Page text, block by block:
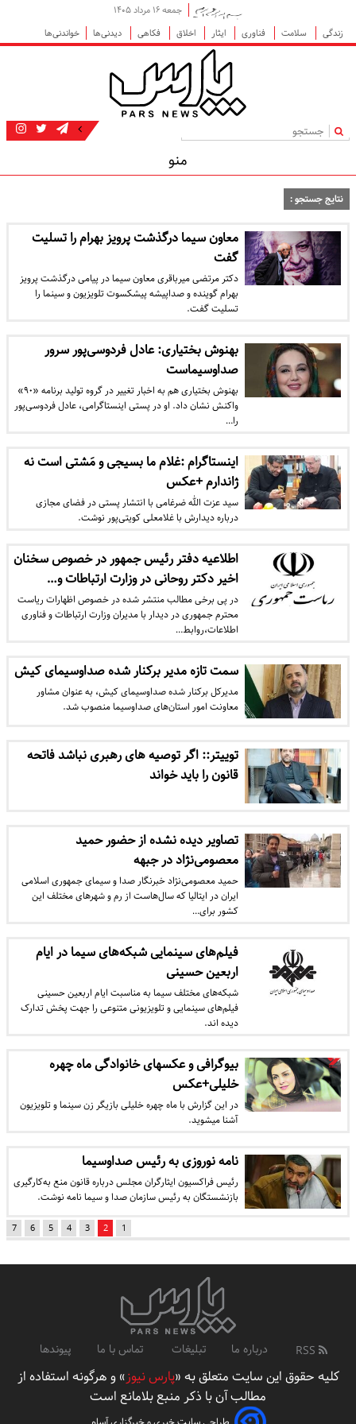
جمعه ۱۶ مرداد ۱۴۰۵
زندگی
سلامت فناوری ایثار اخلاق فکاهی دیدنی‌ها خواندنی‌ها
|
منو
نتایج جستجو :
معاون سیما درگذشت پرویز بهرام را تسلیت
گفت
دکتر مرتضی میرباقری معاون سیما در پیامی درگذشت پرویز
بهرام گوینده و صداپیشه پیشکسوت تلویزیون و سینما را
تسلیت گفت.
بهنوش بختیاری: عادل فردوسی‌پور سرور
صداوسیماست
بهنوش بختیاری هم به اخبار تغییر در گروه تولید برنامه «۹۰»
واکنش نشان داد. او در پستی اینستاگرامی، عادل فردوسی‌پور
را…
اینستاگرام :غلام ما بسیجی و مَشتی است نه
ژاندارم +عکس
سید عزت الله ضرغامی با انتشار پستی در فضای مجازی
درباره دیدارش با غلامعلی کویتی‌پور نوشت.
اطلاعیه دفتر رئیس جمهور در خصوص سخنان
اخیر دکتر روحانی در وزارت ارتباطات و…
در پی برخی مطالب منتشر شده در خصوص اظهارات ریاست
محترم جمهوری در دیدار با مدیران وزارت ارتباطات و فناوری
اطلاعات،روابط…
سمت تازه مدیر برکنار شده صداوسیمای کیش
مدیرکل برکنار شده صداوسیمای کیش، به عنوان مشاور
معاونت امور استان‌های صداوسیما منصوب شد.
توییتر:: اگر توصیه های رهبری نباشد فاتحه
قانون را باید خواند
تصاویر دیده نشده از حضور حمید
معصومی‌نژاد در جبهه
حمید معصومی‌نژاد خبرنگار صدا و سیمای جمهوری اسلامی
ایران در ایتالیا که سال‌هاست از رم و شهر‌های مختلف این
کشور برای…
فیلم‌های سینمایی شبکه‌های سیما در ایام
اربعین حسینی
شبکه‌های مختلف سیما به مناسبت ایام اربعین حسینی
فیلم‌های سینمایی و تلویزیونی متنوعی را جهت پخش تدارک
دیده اند.
بیوگرافی و عکس‎های خانوادگی ماه چهره
خلیلی+عکس
در این گزارش با ماه چهره خلیلی بازیگر زن سینما و تلویزیون
آشنا می‎شوید.
نامه نوروزی به رئیس صداوسیما
​رئیس فراکسیون ایثارگران مجلس درباره قانون منع به‌کارگیری
بازنشستگان به رئیس سازمان صدا و سیما نامه نوشت.
1
2
3
4
5
6
7
درباره ما تبلیغات تماس با ما پیوندها
کلیه حقوق این سایت متعلق به «پارس نیوز» و هرگونه استفاده از
مطالب آن با ذکر منبع بلامانع است